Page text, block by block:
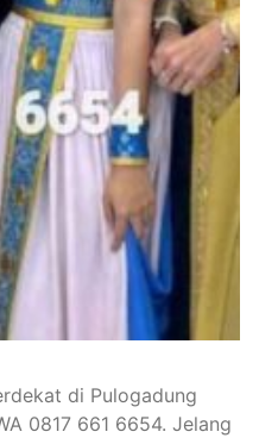
di Pulogadung
0817 661 6654. Jelang